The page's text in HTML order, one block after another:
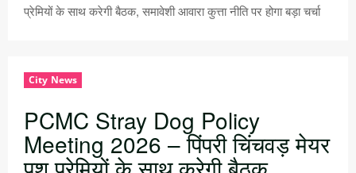
प्रेमियों के साथ करेगी बैठक, समावेशी आवारा कुत्ता नीति पर होगा बड़ा चर्चा
City News
PCMC Stray Dog Policy
Meeting 2026 – पिंपरी चिंचवड़ मेयर